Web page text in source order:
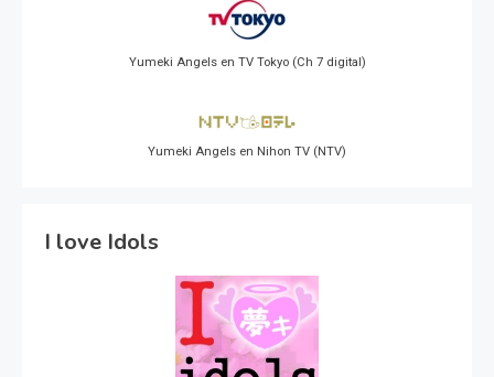
Yumeki Angels en TV Tokyo (Ch 7 digital)
Yumeki Angels en Nihon TV (NTV)
I love Idols